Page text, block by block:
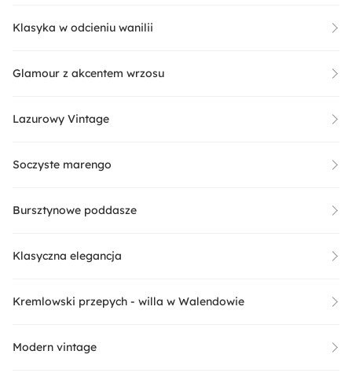
Klasyka w odcieniu wanilii
Glamour z akcentem wrzosu
Lazurowy Vintage
Soczyste marengo
Bursztynowe poddasze
Klasyczna elegancja
Kremlowski przepych - willa w Walendowie
Modern vintage